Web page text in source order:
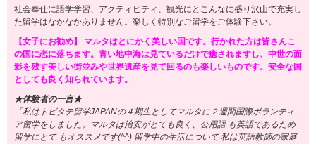
社会奉仕に語学学習、アクティビティ、観光にとこんなに盛り沢山で充実し
た留学はなかなかありません。楽しく特別なご留学をご体験下さい。
【女子にお勧め】 マルタはとにかく美しい国です。行かれた方は皆さんこ
の国に恋に落ちます。青い地中海は見ているだけで癒されますし、中世の面
影を残す美しい街並みや世界遺産を見て回るのも楽しいものです。安全な国
としても良く知られています。
★体験者の一言★
「私はトビタテ留学JAPANの４期生としてマルタに２週間国際ボランティ
ア留学をしました。マルタは治安がとても良く、公用語 も英語であるため
留学にとて もオススメです(^^) 留学中の生活について 私は英語教師の家庭